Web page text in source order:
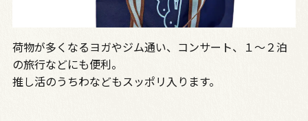
荷物が多くなるヨガやジム通い、コンサート、１～２泊
の旅行などにも便利。
推し活のうちわなどもスッポリ入ります。